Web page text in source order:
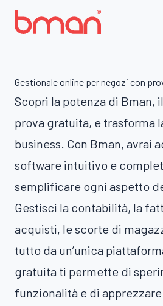
Gestionale online per negozi con
Scopri la potenza di Bman,
prova gratuita, e trasforma
business. Con Bman, avrai
software intuitivo e
semplificare ogni aspetto
Gestisci la contabilità, la
acquisti, le scorte di
tutto da un’unica
gratuita ti permette di
funzionalità e di